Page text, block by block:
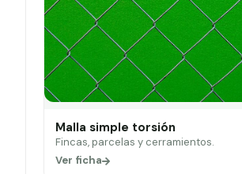
Malla simple torsión
Fincas, parcelas y cerramientos.
Ver ficha